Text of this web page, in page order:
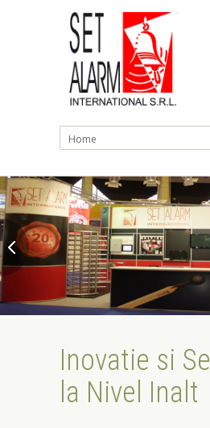
Inovatie si
la Nivel Inalt